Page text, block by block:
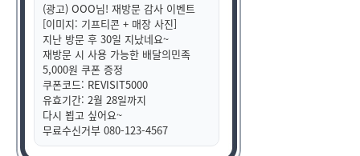
(광고) OOO님! 재방문 감사 이벤트
[이미지: 기프티콘 + 매장 사진]
지난 방문 후 30일 지났네요~
재방문 시 사용 가능한 배달의민족
5,000원 쿠폰 증정
쿠폰코드: REVISIT5000
유효기간: 2월 28일까지
다시 뵙고 싶어요~
무료수신거부 080-123-4567